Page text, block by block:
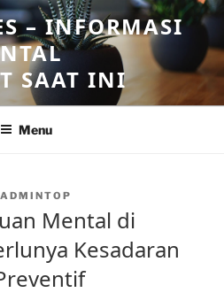
– INFORMASI
SAAT INI
Menu
ADMINTOP
Mental di
Kesadaran